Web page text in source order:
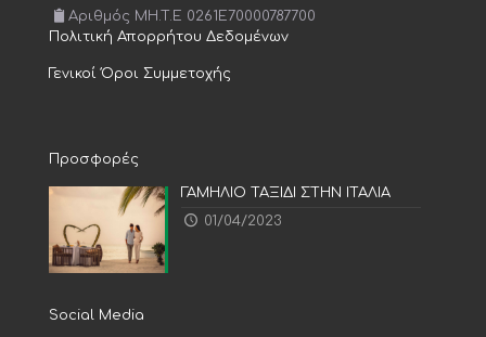
Αριθμός MH.T.E 0261E70000787700
Πολιτική Απορρήτου Δεδομένων
Γενικοί Όροι Συμμετοχής
Προσφορές
ΓΑΜΗΛΙΟ ΤΑΞΙΔΙ ΣΤΗΝ ΙΤΑΛΙΑ
01/04/2023
Social Media